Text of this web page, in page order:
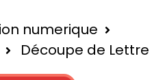
numerique
Découpe de Lettre